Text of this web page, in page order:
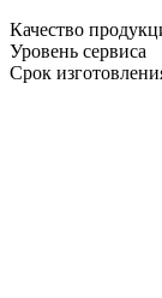
Качество
Уровень сервиса
Срок